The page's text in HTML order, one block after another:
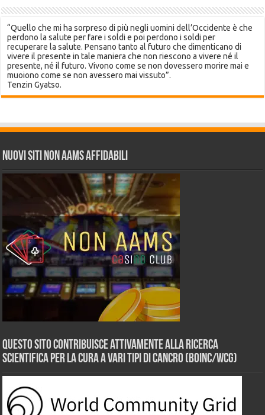
“Quello che mi ha sorpreso di più negli uomini dell’Occidente è che
perdono la salute per fare i soldi e poi perdono i soldi per
recuperare la salute. Pensano tanto al futuro che dimenticano di
vivere il presente in tale maniera che non riescono a vivere né il
presente, né il futuro. Vivono come se non dovessero morire mai e
muoiono come se non avessero mai vissuto”.
Tenzin Gyatso.
Nuovi siti non AAMS affidabili
Questo sito contribuisce attivamente alla ricerca
scientifica per la cura a vari tipi di Cancro (BOINC/WCG)